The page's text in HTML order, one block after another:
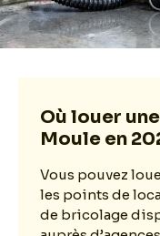
Où louer
Moule en
Vous pouvez
les points de
de bricolage